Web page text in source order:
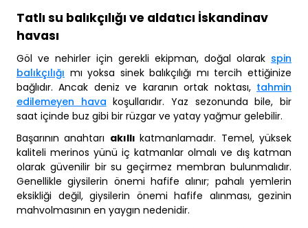
Tatlı su balıkçılığı ve aldatıcı İskandinav
havası
Göl ve nehirler için gerekli ekipman, doğal olarak spin
balıkçılığı mı yoksa sinek balıkçılığı mı tercih ettiğinize
bağlıdır. Ancak deniz ve karanın ortak noktası, tahmin
edilemeyen hava koşullarıdır. Yaz sezonunda bile, bir
saat içinde buz gibi bir rüzgar ve yatay yağmur gelebilir.
Başarının anahtarı akıllıkatmanlamadır. Temel, yüksek
kaliteli merinos yünü iç katmanlar olmalı ve dış katman
olarak güvenilir bir su geçirmez membran bulunmalıdır.
Genellikle giysilerin önemi hafife alınır; pahalı yemlerin
eksikliği değil, giysilerin önemi hafife alınması, gezinin
mahvolmasının en yaygın nedenidir.